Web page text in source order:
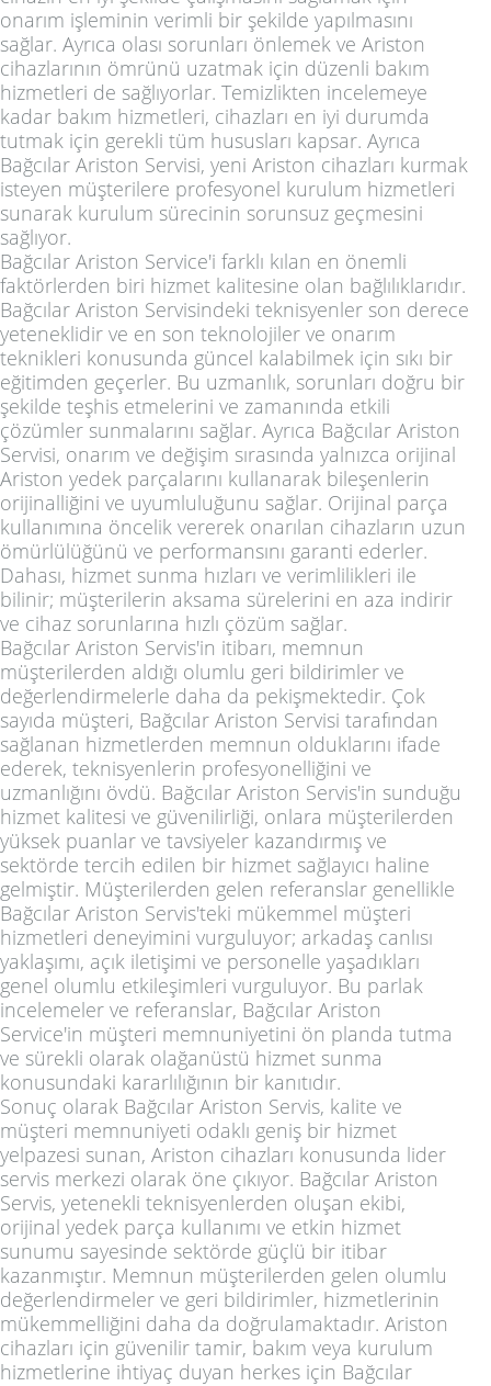
onarım işleminin verimli bir şekilde yapılmasını
sağlar. Ayrıca olası sorunları önlemek ve Ariston
cihazlarının ömrünü uzatmak için düzenli bakım
hizmetleri de sağlıyorlar. Temizlikten incelemeye
kadar bakım hizmetleri, cihazları en iyi durumda
tutmak için gerekli tüm hususları kapsar. Ayrıca
Bağcılar Ariston Servisi, yeni Ariston cihazları kurmak
isteyen müşterilere profesyonel kurulum hizmetleri
sunarak kurulum sürecinin sorunsuz geçmesini
sağlıyor.
Bağcılar Ariston Service'i farklı kılan en önemli
faktörlerden biri hizmet kalitesine olan bağlılıklarıdır.
Bağcılar Ariston Servisindeki teknisyenler son derece
yeteneklidir ve en son teknolojiler ve onarım
teknikleri konusunda güncel kalabilmek için sıkı bir
eğitimden geçerler. Bu uzmanlık, sorunları doğru bir
şekilde teşhis etmelerini ve zamanında etkili
çözümler sunmalarını sağlar. Ayrıca Bağcılar Ariston
Servisi, onarım ve değişim sırasında yalnızca orijinal
Ariston yedek parçalarını kullanarak bileşenlerin
orijinalliğini ve uyumluluğunu sağlar. Orijinal parça
kullanımına öncelik vererek onarılan cihazların uzun
ömürlülüğünü ve performansını garanti ederler.
Dahası, hizmet sunma hızları ve verimlilikleri ile
bilinir; müşterilerin aksama sürelerini en aza indirir
ve cihaz sorunlarına hızlı çözüm sağlar.
Bağcılar Ariston Servis'in itibarı, memnun
müşterilerden aldığı olumlu geri bildirimler ve
değerlendirmelerle daha da pekişmektedir. Çok
sayıda müşteri, Bağcılar Ariston Servisi tarafından
sağlanan hizmetlerden memnun olduklarını ifade
ederek, teknisyenlerin profesyonelliğini ve
uzmanlığını övdü. Bağcılar Ariston Servis'in sunduğu
hizmet kalitesi ve güvenilirliği, onlara müşterilerden
yüksek puanlar ve tavsiyeler kazandırmış ve
sektörde tercih edilen bir hizmet sağlayıcı haline
gelmiştir. Müşterilerden gelen referanslar genellikle
Bağcılar Ariston Servis'teki mükemmel müşteri
hizmetleri deneyimini vurguluyor; arkadaş canlısı
yaklaşımı, açık iletişimi ve personelle yaşadıkları
genel olumlu etkileşimleri vurguluyor. Bu parlak
incelemeler ve referanslar, Bağcılar Ariston
Service'in müşteri memnuniyetini ön planda tutma
ve sürekli olarak olağanüstü hizmet sunma
konusundaki kararlılığının bir kanıtıdır.
Sonuç olarak Bağcılar Ariston Servis, kalite ve
müşteri memnuniyeti odaklı geniş bir hizmet
yelpazesi sunan, Ariston cihazları konusunda lider
servis merkezi olarak öne çıkıyor. Bağcılar Ariston
Servis, yetenekli teknisyenlerden oluşan ekibi,
orijinal yedek parça kullanımı ve etkin hizmet
sunumu sayesinde sektörde güçlü bir itibar
kazanmıştır. Memnun müşterilerden gelen olumlu
değerlendirmeler ve geri bildirimler, hizmetlerinin
mükemmelliğini daha da doğrulamaktadır. Ariston
cihazları için güvenilir tamir, bakım veya kurulum
hizmetlerine ihtiyaç duyan herkes için Bağcılar